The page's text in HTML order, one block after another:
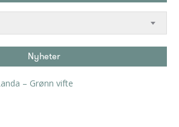
Nyheter
– Grønn vifte